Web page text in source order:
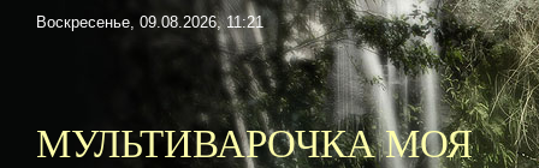
Воскресенье, 09.08.2026, 11:21
МУЛЬТИВАРОЧКА МОЯ